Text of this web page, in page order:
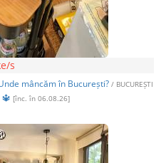
s
mâncăm în București? / BUCUREȘTI
[înc. în 06.08.26]